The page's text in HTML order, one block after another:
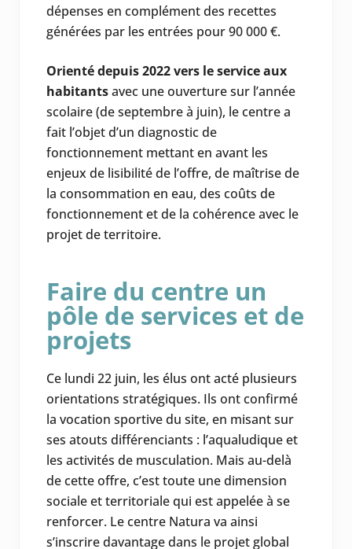
dépenses en complément des recettes
générées par les entrées pour 90 000 €.
Orienté depuis 2022 vers le service aux
habitantsavec une ouverture sur l’année
scolaire (de septembre à juin), le centre a
fait l’objet d’un diagnostic de
fonctionnement mettant en avant les
enjeux de lisibilité de l’offre, de maîtrise de
la consommation en eau, des coûts de
fonctionnement et de la cohérence avec le
projet de territoire.
Faire du centre un
pôle de services et de
projets
Ce lundi 22 juin, les élus ont acté plusieurs
orientations stratégiques. Ils ont confirmé
la vocation sportive du site, en misant sur
ses atouts différenciants : l’aqualudique et
les activités de musculation. Mais au-delà
de cette offre, c’est toute une dimension
sociale et territoriale qui est appelée à se
renforcer. Le centre Natura va ainsi
s’inscrire davantage dans le projet global